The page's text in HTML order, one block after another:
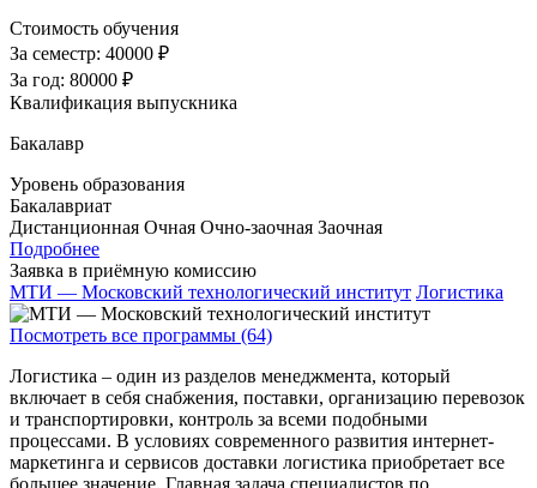
Стоимость обучения
За семестр: 40000 ₽
За год: 80000 ₽
Квалификация выпускника
Бакалавр
Уровень образования
Бакалавриат
Дистанционная Очная Очно-заочная Заочная
Подробнее
Заявка в приёмную комиссию
МТИ — Московский технологический институт Логистика
Посмотреть все программы (64)
Логистика – один из разделов менеджмента, который
включает в себя снабжения, поставки, организацию перевозок
и транспортировки, контроль за всеми подобными
процессами. В условиях современного развития интернет-
маркетинга и сервисов доставки логистика приобретает все